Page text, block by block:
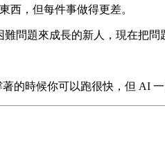
西，但每件事做得更差。
問題來成長的新人，現在把問
時候你可以跑很快，但 AI 一